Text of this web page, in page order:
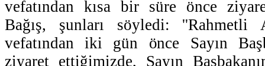
vefatından kısa bir süre önce
Bağış, şunları söyledi: ''Rahmetli
vefatından iki gün önce Sayın
ziyaret ettiğimizde, Sayın